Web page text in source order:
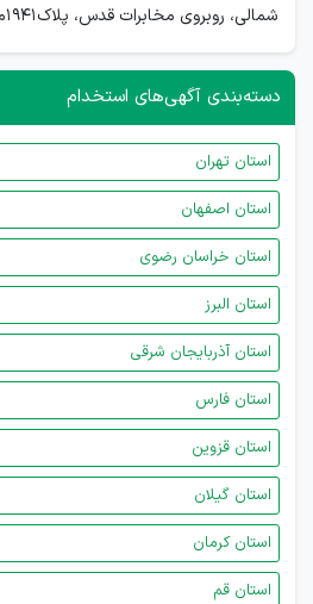
شمالی، روبروی مخابرات قدس، پلاک۱۹۴۱مجتمع صنایع غذایی ماستر
دسته‌بندی آگهی‌های استخدام
استان تهران
استان اصفهان
استان خراسان رضوی
استان البرز
استان آذربایجان شرقی
استان فارس
استان قزوین
استان گیلان
استان کرمان
استان قم